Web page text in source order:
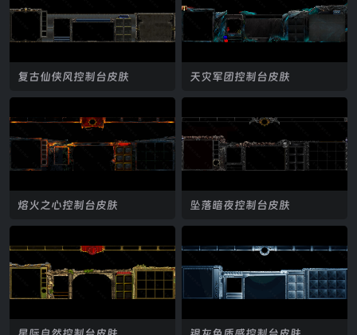
复古仙侠风控制台皮肤 天灾军团控制台皮肤
熔火之心控制台皮肤 坠落暗夜控制台皮肤